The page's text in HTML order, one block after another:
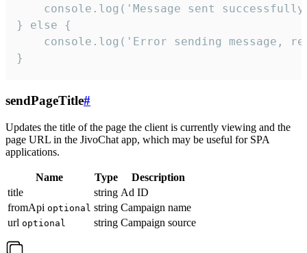
console.log('Message sent
} else {
console.log('Error sending message,
}
sendPageTitle#
Updates the title of the page the client is currently viewing and the
page URL in the JivoChat app, which may be useful for SPA
applications.
Name Type
Description
title
string Ad ID
fromApi optional string Campaign name
url optional string Campaign source